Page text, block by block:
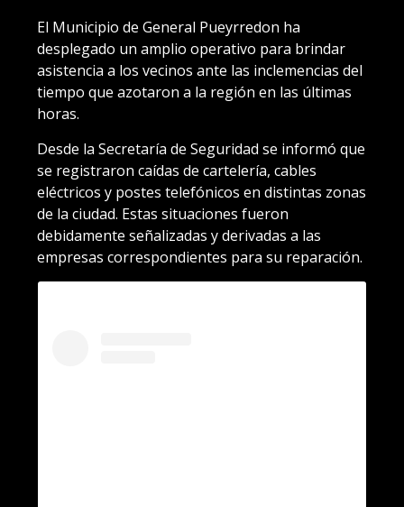
El Municipio de General Pueyrredon ha
desplegado un amplio operativo para brindar
asistencia a los vecinos ante las inclemencias del
tiempo que azotaron a la región en las últimas
horas.
Desde la Secretaría de Seguridad se informó que
se registraron caídas de cartelería, cables
eléctricos y postes telefónicos en distintas zonas
de la ciudad. Estas situaciones fueron
debidamente señalizadas y derivadas a las
empresas correspondientes para su reparación.